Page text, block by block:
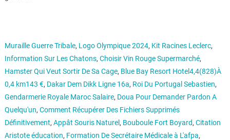
Muraille Guerre Tribale, Logo Olympique 2024, Kit Racines Leclerc,
Information Sur Les Chatons, Choisir Vin Rouge Supermarché,
Hamster Qui Veut Sortir De Sa Cage, Blue Bay Resort Hotel4,4(828)À
0,4 km143 €, Dakar Dem Dikk Ligne 16a, Roi Du Portugal Sebastien,
Gendarmerie Royale Maroc Salaire, Doua Pour Demander Pardon A
Quelqu'un, Comment Récupérer Des Fichiers Supprimés
Définitivement, Appât Souris Naturel , Bouboule Fort Boyard, Citation
Aristote éducation, Formation De Secrétaire Médicale à L'afpa,